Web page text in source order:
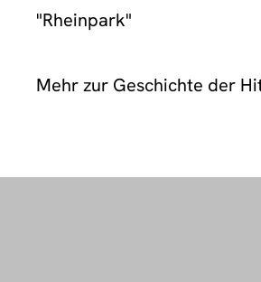
"Rheinpark"
Mehr zur Geschichte der